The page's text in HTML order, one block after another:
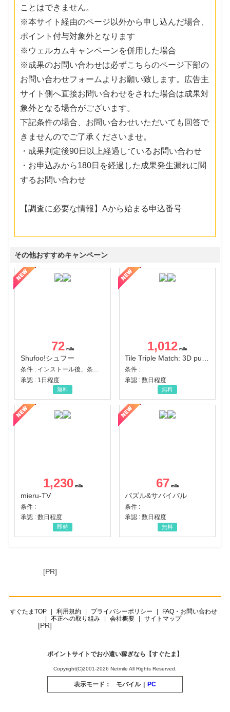
ことはできません。
※本サイト経由のページ以外から申し込んだ場合、
ポイント付与対象外となります
※ウェルカムキャンペーンを併用した場合
※成果のお問い合わせは必ずこちらのページ下部の
お問い合わせフォームよりお願い致します。広告主
サイト側へ直接お問い合わせをされた場合は成果対
象外となる場合がございます。
下記条件の場合、お問い合わせいただいても回答で
きませんのでご了承くださいませ。
・成果判定後90日以上経過しているお問い合わせ
・お申込みから180日を経過した成果発生漏れに関
するお問い合わせ
【調査に必要な情報】Aから始まる申込番号
その他おすすめキャンペーン
72
Shufoo!シュフー
条件 : インストール後、条件達成
承認 : 1日程度
無料
1,012
Tile Triple Match: 3D puzzle
条件 :
承認 : 数日程度
無料
1,230
mieru-TV
条件 :
承認 : 数日程度
即時
67
パズル&サバイバル
条件 :
承認 : 数日程度
無料
[PR]
すぐたまTOP 利用規約 プライバシーポリシー
FAQ・お問い合わせ
不正への取り組み
会社概要 サイトマップ
[PR]
ポイントサイトでお小遣い稼ぎなら【すぐたま】
Copyright(C)2001-2026 Netmile All Rights Reserved.
表示モード： モバイル | PC